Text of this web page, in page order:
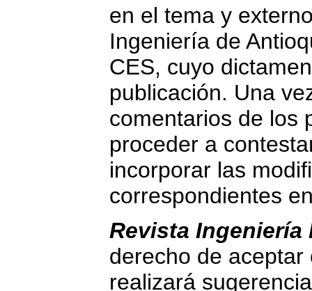
en el tema y
Ingeniería de
CES, cuyo
publicación. Una
comentarios de los
proceder a
incorporar las
correspondientes
Revista Ingeniería
derecho de
realizará